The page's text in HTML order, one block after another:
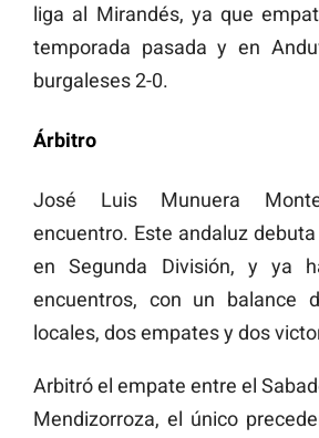
liga al Mirandés, ya que
temporada pasada y en
burgaleses 2-0.
Árbitro
José Luis Munuera
encuentro. Este andaluz
en Segunda División, y ya
encuentros, con un balance
locales, dos empates y dos
Arbitró el empate entre el
Mendizorroza, el único